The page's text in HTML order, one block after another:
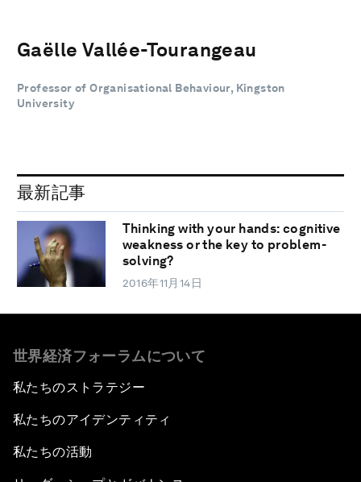
Gaëlle Vallée-Tourangeau
Professor of Organisational Behaviour, Kingston
University
最新記事
Thinking with your hands: cognitive
weakness or the key to problem-
solving?
2016年11月14日
世界経済フォーラムについて
私たちのストラテジー
私たちのアイデンティティ
私たちの活動